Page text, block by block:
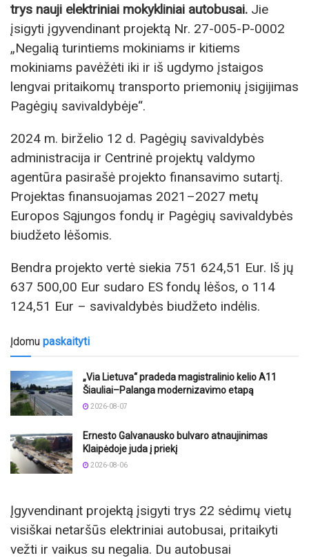
trys nauji elektriniai mokykliniai autobusai. Jie
įsigyti įgyvendinant projektą Nr. 27-005-P-0002
„Negalią turintiems mokiniams ir kitiems
mokiniams pavėžėti iki ir iš ugdymo įstaigos
lengvai pritaikomų transporto priemonių įsigijimas
Pagėgių savivaldybėje“.
2024 m. birželio 12 d. Pagėgių savivaldybės
administracija ir Centrinė projektų valdymo
agentūra pasirašė projekto finansavimo sutartį.
Projektas finansuojamas 2021–2027 metų
Europos Sąjungos fondų ir Pagėgių savivaldybės
biudžeto lėšomis.
Bendra projekto vertė siekia 751 624,51 Eur. Iš jų
637 500,00 Eur sudaro ES fondų lėšos, o 114
124,51 Eur – savivaldybės biudžeto indėlis.
Įdomu paskaityti
„Via Lietuva“ pradeda magistralinio kelio A11
Šiauliai–Palanga modernizavimo etapą
2026-08-07
Ernesto Galvanausko bulvaro atnaujinimas
Klaipėdoje juda į priekį
2026-08-06
Įgyvendinant projektą įsigyti trys 22 sėdimų vietų
visiškai netaršūs elektriniai autobusai, pritaikyti
vežti ir vaikus su negalia. Du autobusai